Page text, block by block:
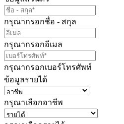
กรุณากรอกชื่อ - สกุล
กรุณากรอกอีเมล
กรุณากรอกเบอร์โทรศัพท์
ข้อมูลรายได้
กรุณาเลือกอาชีพ